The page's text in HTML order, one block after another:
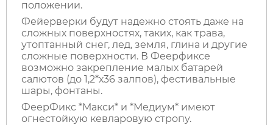
положении.
Фейерверки будут надежно стоять даже на
сложных поверхностях, таких, как трава,
утоптанный снег, лед, земля, глина и другие
сложные поверхности. В Феерфиксе
возможно закрепление малых батарей
салютов (до 1,2*х36 залпов), фестивальные
шары, фонтаны.
ФеерФикс *Макси* и *Медиум* имеют
огнестойкую кевларовую стропу.